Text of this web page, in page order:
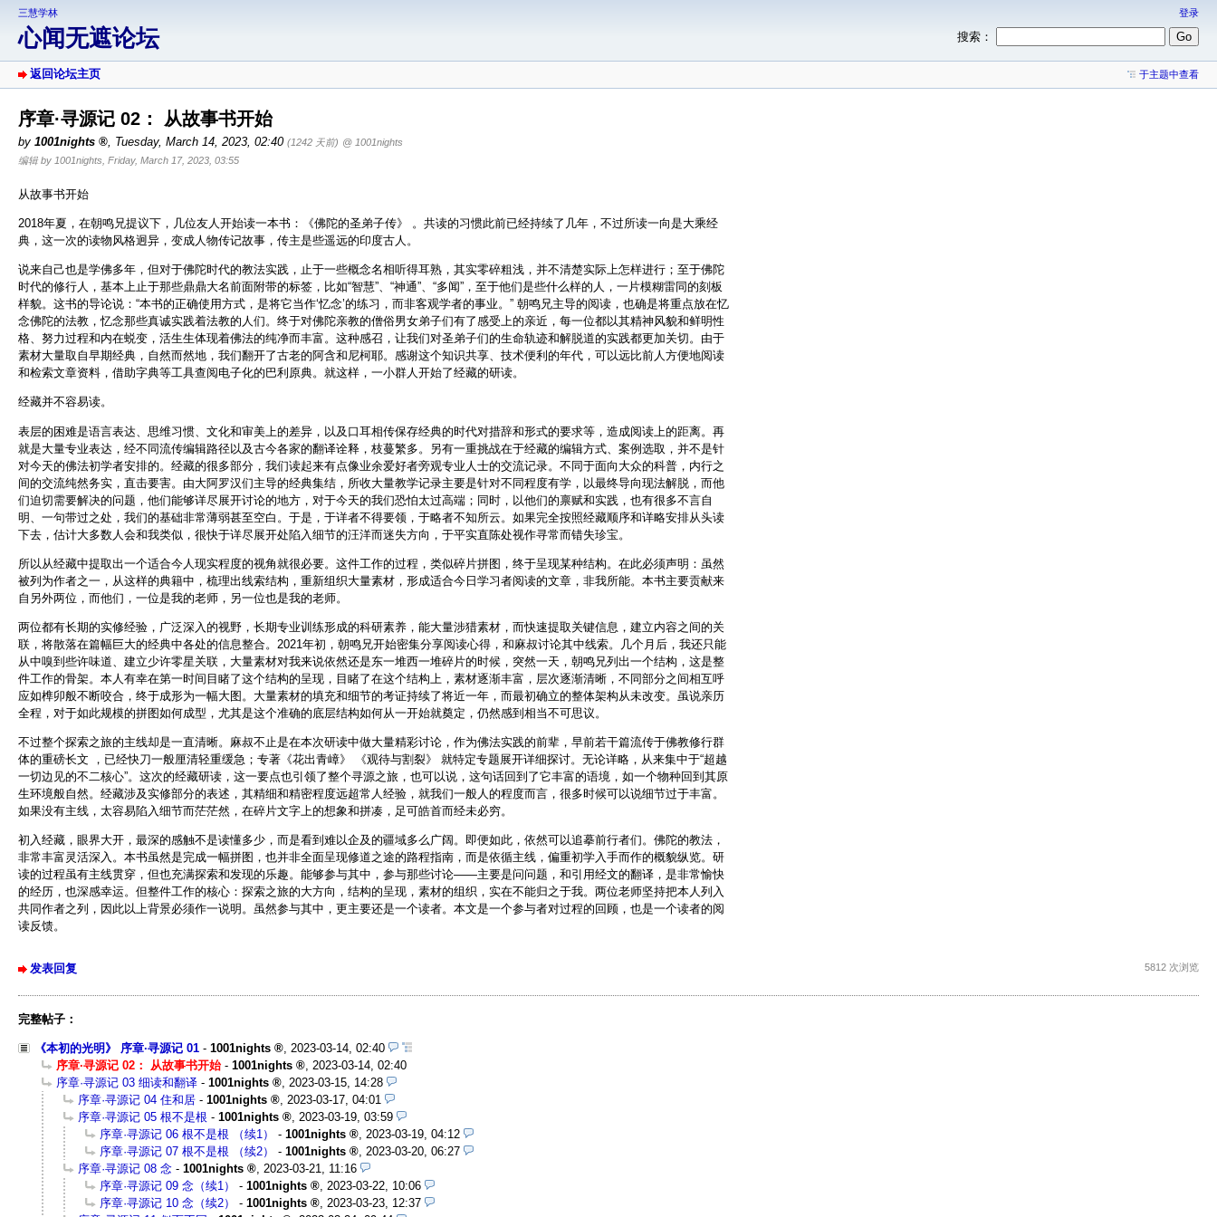
三慧学林
心闻无遮论坛
登录
搜索：
返回论坛主页 于主题中查看
序章·寻源记 02： 从故事书开始
by 1001nights , Tuesday, March 14, 2023, 02:40 (1242 天前) @ 1001nights
编辑 by 1001nights, Friday, March 17, 2023, 03:55
从故事书开始
2018年夏，在朝鸣兄提议下，几位友人开始读一本书：《佛陀的圣弟子传》 。共读的习惯此前已经持续了几年，不过所读一向是大乘经
典，这一次的读物风格迥异，变成人物传记故事，传主是些遥远的印度古人。
说来自己也是学佛多年，但对于佛陀时代的教法实践，止于一些概念名相听得耳熟，其实零碎粗浅，并不清楚实际上怎样进行；至于佛陀
时代的修行人，基本上止于那些鼎鼎大名前面附带的标签，比如“智慧”、“神通”、“多闻”，至于他们是些什么样的人，一片模糊雷同的刻板
样貌。这书的导论说：“本书的正确使用方式，是将它当作‘忆念’的练习，而非客观学者的事业。” 朝鸣兄主导的阅读，也确是将重点放在忆
念佛陀的法教，忆念那些真诚实践着法教的人们。终于对佛陀亲教的僧俗男女弟子们有了感受上的亲近，每一位都以其精神风貌和鲜明性
格、努力过程和内在蜕变，活生生体现着佛法的纯净而丰富。这种感召，让我们对圣弟子们的生命轨迹和解脱道的实践都更加关切。由于
素材大量取自早期经典，自然而然地，我们翻开了古老的阿含和尼柯耶。感谢这个知识共享、技术便利的年代，可以远比前人方便地阅读
和检索文章资料，借助字典等工具查阅电子化的巴利原典。就这样，一小群人开始了经藏的研读。
经藏并不容易读。
表层的困难是语言表达、思维习惯、文化和审美上的差异，以及口耳相传保存经典的时代对措辞和形式的要求等，造成阅读上的距离。再
就是大量专业表达，经不同流传编辑路径以及古今各家的翻译诠释，枝蔓繁多。另有一重挑战在于经藏的编辑方式、案例选取，并不是针
对今天的佛法初学者安排的。经藏的很多部分，我们读起来有点像业余爱好者旁观专业人士的交流记录。不同于面向大众的科普，内行之
间的交流纯然务实，直击要害。由大阿罗汉们主导的经典集结，所收大量教学记录主要是针对不同程度有学，以最终导向现法解脱，而他
们迫切需要解决的问题，他们能够详尽展开讨论的地方，对于今天的我们恐怕太过高端；同时，以他们的禀赋和实践，也有很多不言自
明、一句带过之处，我们的基础非常薄弱甚至空白。于是，于详者不得要领，于略者不知所云。如果完全按照经藏顺序和详略安排从头读
下去，估计大多数人会和我类似，很快于详尽展开处陷入细节的汪洋而迷失方向，于平实直陈处视作寻常而错失珍宝。
所以从经藏中提取出一个适合今人现实程度的视角就很必要。这件工作的过程，类似碎片拼图，终于呈现某种结构。在此必须声明：虽然
被列为作者之一，从这样的典籍中，梳理出线索结构，重新组织大量素材，形成适合今日学习者阅读的文章，非我所能。本书主要贡献来
自另外两位，而他们，一位是我的老师，另一位也是我的老师。
两位都有长期的实修经验，广泛深入的视野，长期专业训练形成的科研素养，能大量涉猎素材，而快速提取关键信息，建立内容之间的关
联，将散落在篇幅巨大的经典中各处的信息整合。2021年初，朝鸣兄开始密集分享阅读心得，和麻叔讨论其中线索。几个月后，我还只能
从中嗅到些许味道、建立少许零星关联，大量素材对我来说依然还是东一堆西一堆碎片的时候，突然一天，朝鸣兄列出一个结构，这是整
件工作的骨架。本人有幸在第一时间目睹了这个结构的呈现，目睹了在这个结构上，素材逐渐丰富，层次逐渐清晰，不同部分之间相互呼
应如榫卯般不断咬合，终于成形为一幅大图。大量素材的填充和细节的考证持续了将近一年，而最初确立的整体架构从未改变。虽说亲历
全程，对于如此规模的拼图如何成型，尤其是这个准确的底层结构如何从一开始就奠定，仍然感到相当不可思议。
不过整个探索之旅的主线却是一直清晰。麻叔不止是在本次研读中做大量精彩讨论，作为佛法实践的前辈，早前若干篇流传于佛教修行群
体的重磅长文 ，已经快刀一般厘清轻重缓急；专著《花出青嶂》 《观待与割裂》 就特定专题展开详细探讨。无论详略，从来集中于“超越
一切边见的不二核心”。这次的经藏研读，这一要点也引领了整个寻源之旅，也可以说，这句话回到了它丰富的语境，如一个物种回到其原
生环境般自然。经藏涉及实修部分的表述，其精细和精密程度远超常人经验，就我们一般人的程度而言，很多时候可以说细节过于丰富。
如果没有主线，太容易陷入细节而茫茫然，在碎片文字上的想象和拼凑，足可皓首而经未必穷。
初入经藏，眼界大开，最深的感触不是读懂多少，而是看到难以企及的疆域多么广阔。即便如此，依然可以追摹前行者们。佛陀的教法，
非常丰富灵活深入。本书虽然是完成一幅拼图，也并非全面呈现修道之途的路程指南，而是依循主线，偏重初学入手而作的概貌纵览。研
读的过程虽有主线贯穿，但也充满探索和发现的乐趣。能够参与其中，参与那些讨论——主要是问问题，和引用经文的翻译，是非常愉快
的经历，也深感幸运。但整件工作的核心：探索之旅的大方向，结构的呈现，素材的组织，实在不能归之于我。两位老师坚持把本人列入
共同作者之列，因此以上背景必须作一说明。虽然参与其中，更主要还是一个读者。本文是一个参与者对过程的回顾，也是一个读者的阅
读反馈。
发表回复 5812 次浏览
完整帖子：
《本初的光明》 序章·寻源记 01 - 1001nights , 2023-03-14, 02:40
序章·寻源记 02： 从故事书开始 - 1001nights , 2023-03-14, 02:40
序章·寻源记 03 细读和翻译 - 1001nights , 2023-03-15, 14:28
序章·寻源记 04 住和居 - 1001nights , 2023-03-17, 04:01
序章·寻源记 05 根不是根 - 1001nights , 2023-03-19, 03:59
序章·寻源记 06 根不是根 （续1）
- 1001nights , 2023-03-19, 04:12
序章·寻源记 07 根不是根 （续2）
- 1001nights , 2023-03-20, 06:27
序章·寻源记 08 念 - 1001nights , 2023-03-21, 11:16
序章·寻源记 09 念（续1）
- 1001nights , 2023-03-22, 10:06
序章·寻源记 10 念（续2）
- 1001nights , 2023-03-23, 12:37